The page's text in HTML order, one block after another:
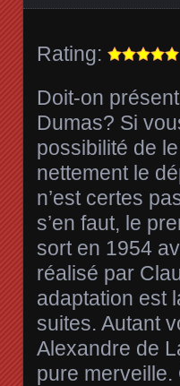
Rating:
Doit-on
Dumas? Si
possibilité de
nettement le
n’est certes
s’en faut, le
sort en 1954
réalisé par
adaptation est
suites. Autant
Alexandre de
pure